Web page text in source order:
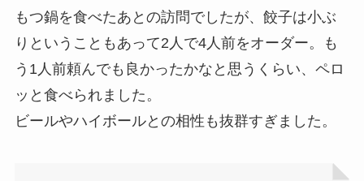
もつ鍋を食べたあとの訪問でしたが、餃子は小ぶ
りということもあって2人で4人前をオーダー。も
う1人前頼んでも良かったかなと思うくらい、ペロ
ッと食べられました。
ビールやハイボールとの相性も抜群すぎました。